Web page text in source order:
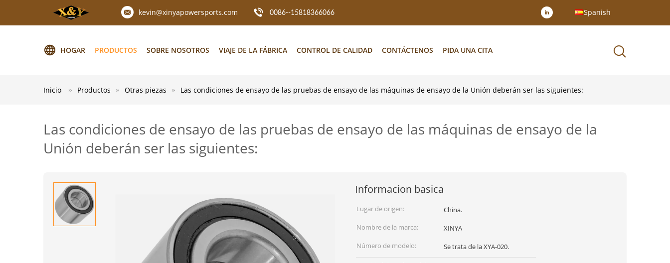
kevin@xinyapowersports.com 0086--15818366066 Spanish
HOGAR PRODUCTOS SOBRE NOSOTROS VIAJE DE LA FÁBRICA CONTROL DE CALIDAD CONTÁCTENOS PIDA UNA CITA
Inicio Productos Otras piezas Las condiciones de ensayo de las pruebas de ensayo de las máquinas de ensayo de la Unión deberán ser las siguientes:
Las condiciones de ensayo de las pruebas de ensayo de las máquinas de ensayo de la
Unión deberán ser las siguientes:
Informacion basica
Lugar de origen:
China.
Nombre de la marca:
XINYA
Número de modelo:
Se trata de la XYA-020.